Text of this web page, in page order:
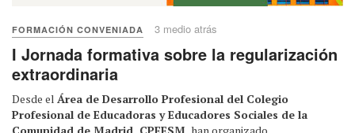
FORMACIÓN CONVENIADA 3 medio atrás
I Jornada formativa sobre la regularización
extraordinaria
Desde el Área de Desarrollo Profesional del Colegio
Profesional de Educadoras y Educadores Sociales de la